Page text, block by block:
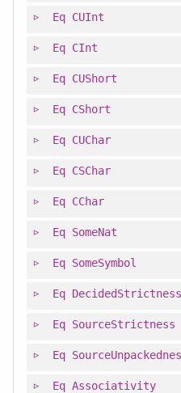
Eq CUInt
Eq CInt
Eq CUShort
Eq CShort
Eq CUChar
Eq CSChar
Eq CChar
Eq SomeNat
Eq SomeSymbol
Eq DecidedStrictness
Eq SourceStrictness
Eq
Eq Associativity